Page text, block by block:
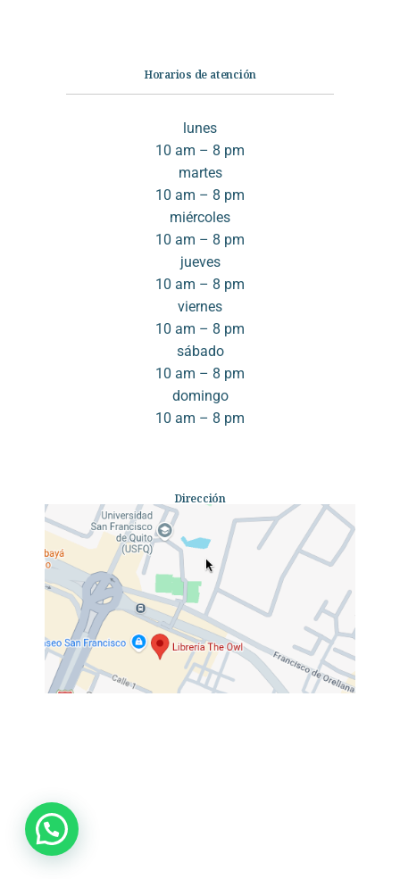
Horarios de atención
lunes
10 am – 8 pm
martes
10 am – 8 pm
miércoles
10 am – 8 pm
jueves
10 am – 8 pm
viernes
10 am – 8 pm
sábado
10 am – 8 pm
domingo
10 am – 8 pm
Dirección